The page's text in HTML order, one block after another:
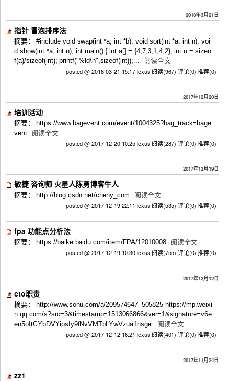
2018年3月21日
指针 冒泡排序法
摘要： #include void swap(int *a, int *b); void sort(int *a, int n); voi
d show(int *a, int n); int main() { int a[] = {4,7,3,1,4,2}; int n = sizeo
f(a)/sizeof(int); printf("%ld\n",sizeof(int));...
阅读全文
posted @ 2018-03-21 15:17 lexus 阅读(967) 评论(0) 推荐(0)
2017年12月20日
培训活动
摘要： https://www.bagevent.com/event/1004325?bag_track=bage
vent
阅读全文
posted @ 2017-12-20 10:25 lexus 阅读(287) 评论(0) 推荐(0)
2017年12月19日
敏捷 咨询师 火星人陈勇博客牛人
摘要： http://blog.csdn.net/cheny_com 阅读全文
posted @ 2017-12-19 22:11 lexus 阅读(535) 评论(0) 推荐(0)
fpa 功能点分析法
摘要： https://baike.baidu.com/item/FPA/12010008 阅读全文
posted @ 2017-12-19 10:30 lexus 阅读(755) 评论(0) 推荐(0)
2017年12月12日
cto职责
摘要： http://www.sohu.com/a/209574647_505825 https://mp.weixi
n.qq.com/s?src=3&timestamp=1513066866&ver=1&signature=v6e
en5oItGYbDVYipsIy9fNvVMTbLYwVzua1nsgei
阅读全文
posted @ 2017-12-12 16:21 lexus 阅读(401) 评论(0) 推荐(0)
2017年11月24日
zz1